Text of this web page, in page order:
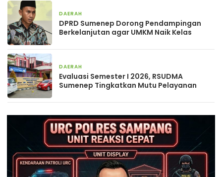
DAERAH
DPRD Sumenep Dorong Pendampingan
Berkelanjutan agar UMKM Naik Kelas
DAERAH
Evaluasi Semester I 2026, RSUDMA
Sumenep Tingkatkan Mutu Pelayanan